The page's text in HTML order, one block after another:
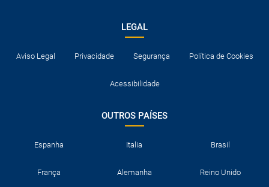
LEGAL
Aviso Legal Privacidade Segurança Política de Cookies
Acessibilidade
OUTROS PAÍSES
Espanha Italia Brasil
França Alemanha Reino Unido